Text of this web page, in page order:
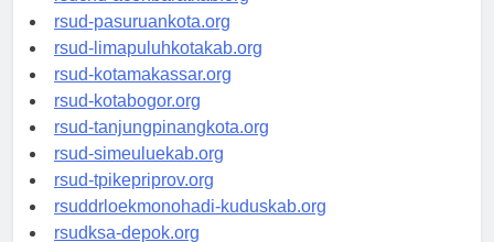
rsucnd-acehbaratkab.org
rsud-pasuruankota.org
rsud-limapuluhkotakab.org
rsud-kotamakassar.org
rsud-kotabogor.org
rsud-tanjungpinangkota.org
rsud-simeuluekab.org
rsud-tpikepriprov.org
rsuddrloekmonohadi-kuduskab.org